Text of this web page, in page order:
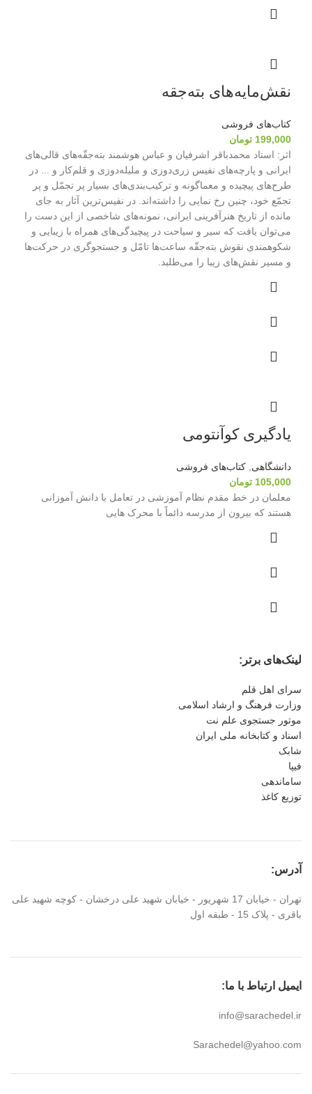
نقش‌مایه‌های بته‌جقه
کتاب‌های فروشی
199,000 تومان
اثر: استاد محمدباقر اشرفیان و عباس هوشمند بته‌جقّه‌های قالی‌های
ایرانی و پارچه‌های نفیس زری‌دوزی و ملیله‌دوزی و قلم‌کار و ... در
طرح‌های پیچیده و معماگونه و ترکیب‌بندی‌های بسیار پر تجمّل و پر
تجمّع خود، چنین رخ نمایی را داشته‌اند. در نفیس‌ترین آثار به جای
مانده از تاریخ هنرآفرینی ایرانی، نمونه‌های شاخصی از این دست را
می‌توان یافت که سیر و سیاحت در پیچیدگی‌های همراه با زیبایی و
شکوهمندی نقوش بته‌جقّه ساعت‌ها تامّل و جستجوگری در حرکت‌ها
و مسیر نقش‌های زیبا را می‌طلبد.
یادگیری کوآنتومی
دانشگاهی, کتاب‌های فروشی
105,000 تومان
معلمان در خط مقدم نظام آموزشی در تعامل با دانش آموزانی
هستند که بیرون از مدرسه دائماً با محرک هایی
لینک‌های برتر:
سرای اهل قلم
وزارت فرهنگ و ارشاد اسلامی
موتور جستجوی علم نت
اسناد و کتابخانه ملی ایران
شابک
فیپا
ساماندهی
توزیع کاغذ
آدرس:
تهران - خیابان 17 شهریور - خیابان شهید علی درخشان - کوچه شهید علی
باقری - پلاک 15 - طبقه اول
ایمیل ارتباط با ما:
info@sarachedel.ir
Sarachedel@yahoo.com